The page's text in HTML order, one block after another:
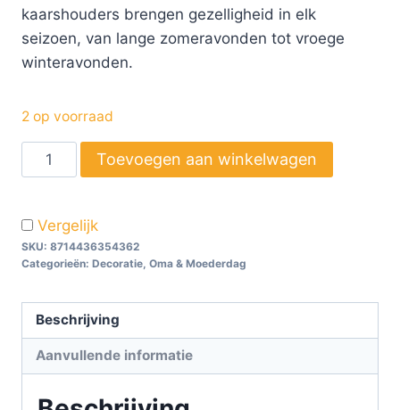
kaarshouders brengen gezelligheid in elk
seizoen, van lange zomeravonden tot vroege
winteravonden.
2 op voorraad
Toevoegen aan winkelwagen
Vergelijk
SKU: 8714436354362
Categorieën: Decoratie Oma & Moederdag
Beschrijving
Aanvullende informatie